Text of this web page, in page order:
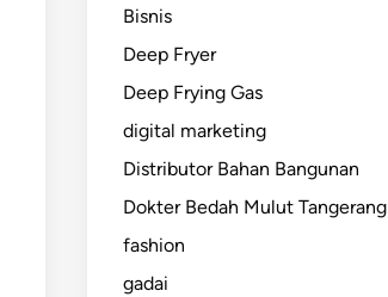
Bisnis
Deep Fryer
Deep Frying Gas
digital marketing
Distributor Bahan Bangunan
Dokter Bedah Mulut Tangerang
fashion
gadai